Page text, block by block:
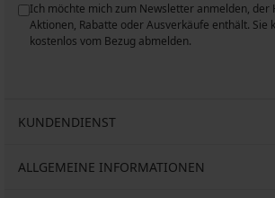
Ich möchte mich zum Newsletter anmelden, der
Aktionen, Rabatte oder Ausverkäufe enthält. Sie
kostenlos vom Bezug abmelden.
KUNDENDIENST
ALLGEMEINE INFORMATIONEN